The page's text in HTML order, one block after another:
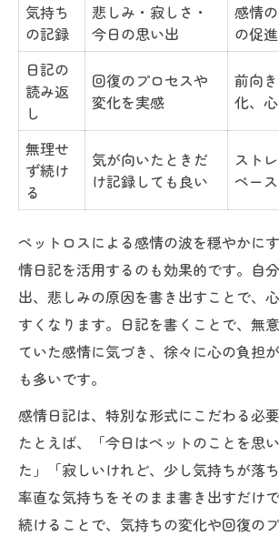
気持ち
の記録
悲しみ・寂しさ・
今日の思い出
感情
の促進
日記の
読み返
し
回復のプロセスや
変化を実感
前向
化、
無理せ
ず続け
る
気が向いたときだ
け記録しても良い
スト
ペー
ペットロスによる感情の波を穏やかに
情日記を活用するのも効果的です。自
出、悲しみの原因を書き出すことで、
すくなります。日記を書くことで、無
ていた感情に気づき、徐々に心の負担
も多いです。
感情日記は、特別な形式にこだわる必
たとえば、「今日はペットのことを思
た」「寂しいけれど、少し気持ちが落
率直な気持ちをそのまま書き出すだけ
続けることで、気持ちの変化や回復の